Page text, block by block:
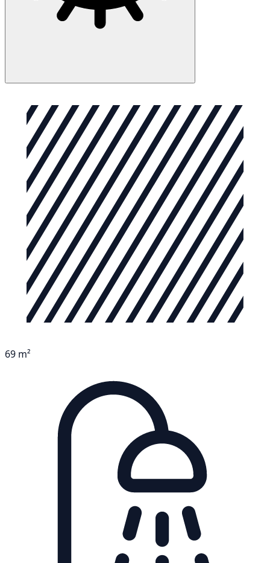
69 m²